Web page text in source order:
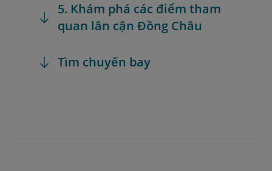
5. Khám phá các điểm tham
quan lân cận Đồng Châu
Tìm chuyến bay